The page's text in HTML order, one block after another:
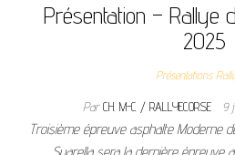
Présentation – Rallye
2025
Présentations
ParCH. M-C / RALLYECORSE 9
Troisième épreuve asphalte Moderne